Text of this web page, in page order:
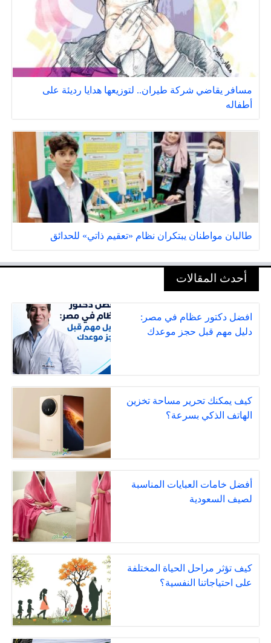
مسافر يقاضي شركة طيران.. لتوزيعها هدايا رديئة على
أطفاله
طالبان مواطنان يبتكران نظام «تعقيم ذاتي» للحدائق
أحدث المقالات
افضل دكتور عظام في مصر:
دليل مهم قبل حجز موعدك
كيف يمكنك تحرير مساحة تخزين
الهاتف الذكي بسرعة؟
أفضل خامات العبايات المناسبة
لصيف السعودية
كيف تؤثر مراحل الحياة المختلفة
على احتياجاتنا النفسية؟